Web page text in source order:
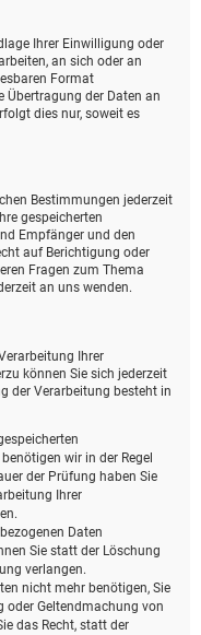
Ihrer Einwilligung oder
an sich oder an
Format
Übertragung der Daten an
dies nur, soweit es
Bestimmungen jederzeit
gespeicherten
Empfänger und den
auf Berichtigung oder
Fragen zum Thema
an uns wenden.
Ihrer
können Sie sich jederzeit
der Verarbeitung besteht in
wir in der Regel
der Prüfung haben Sie
Ihrer
Daten
Sie statt der Löschung
verlangen.
nicht mehr benötigen, Sie
oder Geltendmachung von
das Recht, statt der